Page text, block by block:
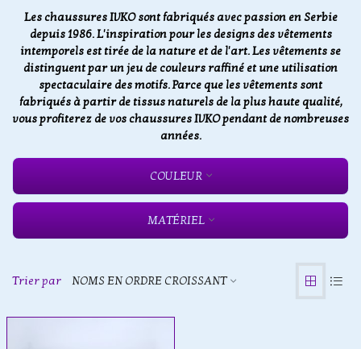
Les chaussures IVKO sont fabriqués avec passion en Serbie
depuis 1986. L'inspiration pour les designs des vêtements
intemporels est tirée de la nature et de l'art. Les vêtements se
distinguent par un jeu de couleurs raffiné et une utilisation
spectaculaire des motifs. Parce que les vêtements sont
fabriqués à partir de tissus naturels de la plus haute qualité,
vous profiterez de vos chaussures IVKO pendant de nombreuses
années.
COULEUR
MATÉRIEL
Trier par NOMS EN ORDRE CROISSANT